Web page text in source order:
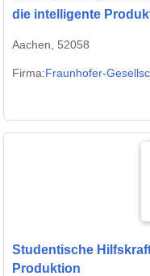
die intelligente
Aachen, 52058
Firma:Fraunhofer-
Studentische
Produktion